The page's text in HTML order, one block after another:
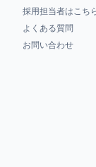
採用担当者はこち
よくある質問
お問い合わせ